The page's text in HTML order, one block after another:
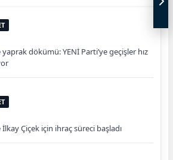
yaprak dökümü: YENİ Parti’ye geçişler hız
İlkay Çiçek için ihraç süreci başladı